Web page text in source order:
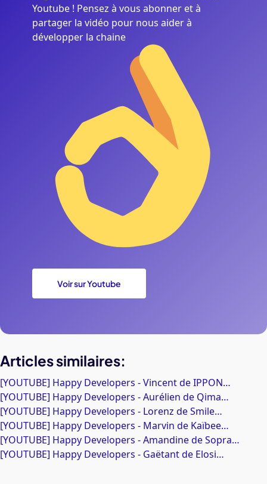
Youtube ! Pensez à vous abonner et à
partager la vidéo pour nous aider à
développer la chaine
Voir sur Youtube
Articles similaires:
[YOUTUBE] Happy Developers - Vincent de IPPON…
[YOUTUBE] Happy Developers - Aurélien de Qima…
[YOUTUBE] Happy Developers - Lorenz de Smile…
[YOUTUBE] Happy Developers - Marvin de Kaïbee…
[YOUTUBE] Happy Developers - Amandine de Sopra…
[YOUTUBE] Happy Developers - Gaëtant de Elosi…